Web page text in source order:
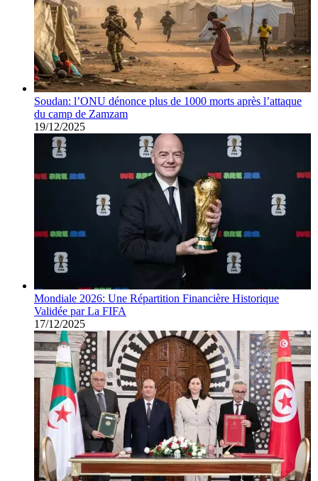
Soudan: l’ONU dénonce plus de 1000 morts après l’attaque
du camp de Zamzam
19/12/2025
Mondiale 2026: Une Répartition Financière Historique
Validée par La FIFA
17/12/2025